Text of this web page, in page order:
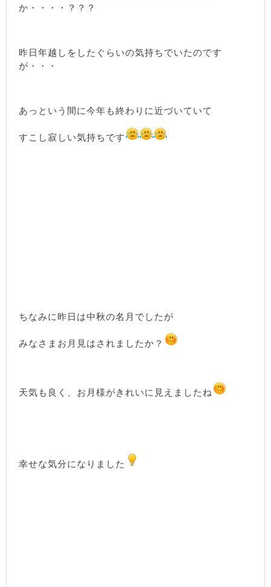
か・・・・？？？
昨日年越しをしたぐらいの気持ちでいたのです
が・・・
あっという間に今年も終わりに近づいていて
すこし寂しい気持ちです
ちなみに昨日は中秋の名月でしたが
みなさまお月見はされましたか？
天気も良く、お月様がきれいに見えましたね
幸せな気分になりました